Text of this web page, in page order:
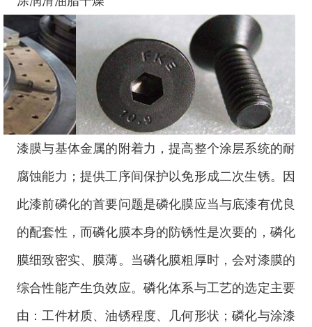
漆膜与基体金属的附着力，提高整个涂层系统的耐
腐蚀能力；提供工序间保护以免形成二次生锈。因
此漆前磷化的首要问题是磷化膜应当与底漆有优良
的配套性，而磷化膜本身的防锈性是次要的，磷化
膜细致密实、膜薄。当磷化膜粗厚时，会对漆膜的
综合性能产生负效应。磷化体系与工艺的选定主要
由：工件材质、油锈程度、几何形状；磷化与涂漆